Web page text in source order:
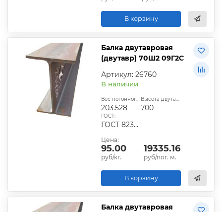
В корзину
Балка двутавровая
(двутавр) 70Ш2 09Г2С
Артикул: 26760
В наличии
Вес погонного метра, кг:
203.528
Высота двутавра:
700
ГОСТ:
ГОСТ 8239-89
Цена:
95.00
руб/кг.
19335.16
руб/пог. м.
В корзину
Балка двутавровая